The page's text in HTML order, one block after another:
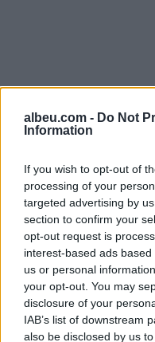
albeu.com - Do Not
Information
If you wish to opt-out of
processing of your
targeted advertising by
section to confirm your
opt-out request is
interest-based ads
us or personal
your opt-out. You may
disclosure of your
IAB’s list of downstream
also be disclosed by us
Shtuarmë10.04.2025
Tags:
asfalt elektoral
tirane